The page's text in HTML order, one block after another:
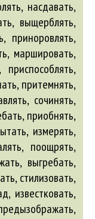
насдавать,
выщерблять,
приноровлять,
маршировать,
притемнять,
сочинять,
приобнять,
измерять,
поощрять,
выгребать,
стилизовать,
известковать,